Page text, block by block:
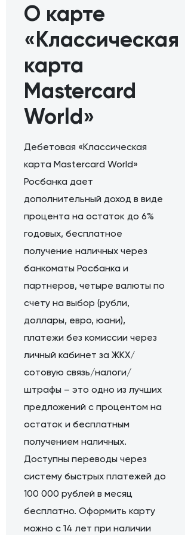
О карте
«Классическая
карта
Mastercard
World»
Дебетовая «Классическая
карта Mastercard World»
Росбанка дает
дополнительный доход в виде
процента на остаток до 6%
годовых, бесплатное
получение наличных через
банкоматы Росбанка и
партнеров, четыре валюты по
счету на выбор (рубли,
доллары, евро, юани),
платежи без комиссии через
личный кабинет за ЖКХ/
сотовую связь/налоги/
штрафы – это одно из лучших
предложений с процентом на
остаток и бесплатным
получением наличных.
Доступны переводы через
систему быстрых платежей до
100 000 рублей в месяц
бесплатно. Оформить карту
можно с 14 лет при наличии